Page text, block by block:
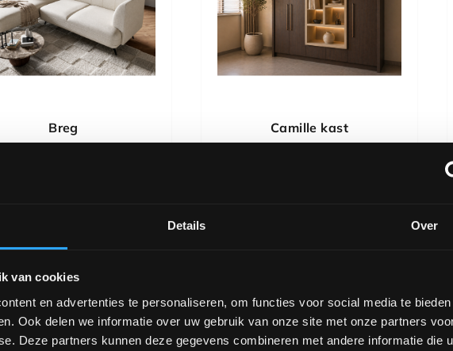
Details Over
van cookies
en advertenties te personaliseren, om functies voor social media te
Ook delen we informatie over uw gebruik van onze site met onze partners
Deze partners kunnen deze gegevens combineren met andere informatie die
Breg Camille kast